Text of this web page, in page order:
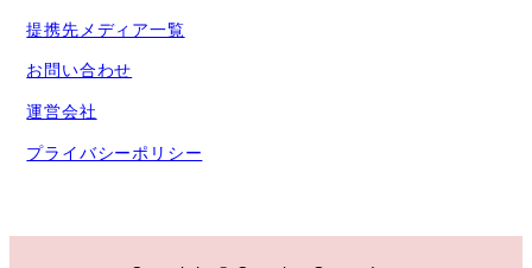
提携先メディア一覧
お問い合わせ
運営会社
プライバシーポリシー